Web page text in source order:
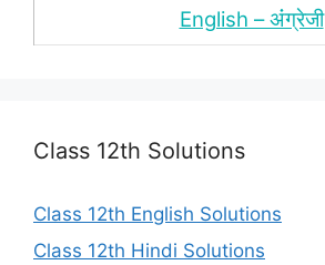
English – अंंग्रेजी
Class 12th Solutions
Class 12th English Solutions
Class 12th Hindi Solutions